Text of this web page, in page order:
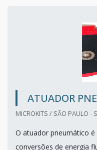
ATUADOR
MICROKITS / SÃO PAULO -
O atuador pneumático
conversões de energia